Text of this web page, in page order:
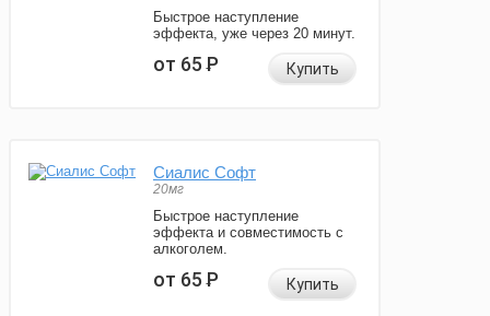
Быстрое наступление
эффекта, уже через 20 минут.
от 65Р Купить
Сиалис Софт
20мг
Быстрое наступление
эффекта и совместимость с
алкоголем.
от 65Р Купить